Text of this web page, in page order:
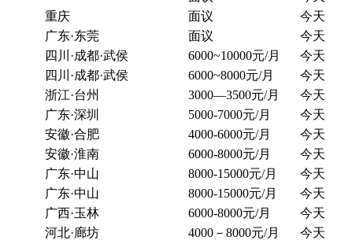
重庆
面议
今天
广东·东莞
面议
今天
四川·成都·武侯
6000~10000元/月
今天
四川·成都·武侯
6000~8000元/月
今天
浙江·台州
3000—3500元/月
今天
广东·深圳
5000-7000元/月
今天
安徽·合肥
4000-6000元/月
今天
安徽·淮南
6000-8000元/月
今天
广东·中山
8000-15000元/月
今天
广东·中山
8000-15000元/月
今天
广西·玉林
6000-8000元/月
今天
河北·廊坊
4000－8000元/月
今天